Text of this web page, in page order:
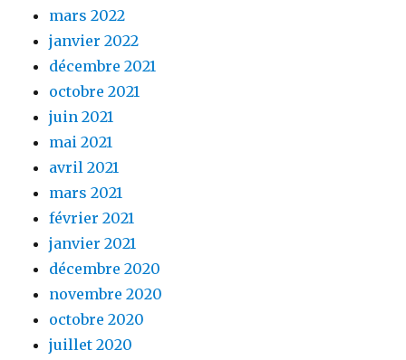
mars 2022
janvier 2022
décembre 2021
octobre 2021
juin 2021
mai 2021
avril 2021
mars 2021
février 2021
janvier 2021
décembre 2020
novembre 2020
octobre 2020
juillet 2020